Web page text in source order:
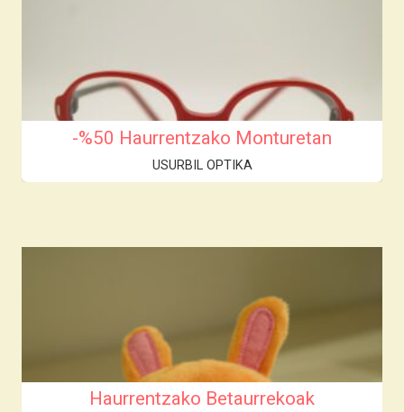
-%50 Haurrentzako Monturetan
USURBIL OPTIKA
Haurrentzako Betaurrekoak